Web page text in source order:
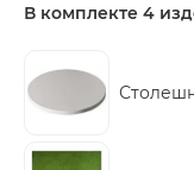
В комплекте 4